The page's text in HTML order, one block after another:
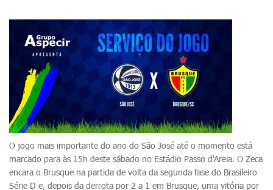
O jogo mais importante do ano do São José até o momento está
marcado para às 15h deste sábado no Estádio Passo d'Areia. O Zeca
encara o Brusque na partida de volta da segunda fase do Brasileiro
Série D e, depois da derrota por 2 a 1 em Brusque, uma vitória por